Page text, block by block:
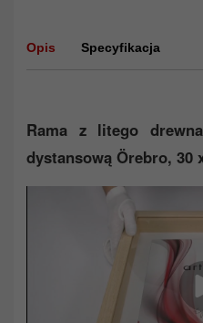
Opis Specyfikacja
Rama z litego
dystansową Örebro, 30